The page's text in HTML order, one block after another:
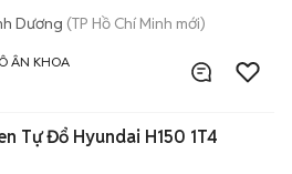
Dương (TP Hồ Chí Minh mới)
ÂN KHOA
Tự Đổ Hyundai H150 1T4